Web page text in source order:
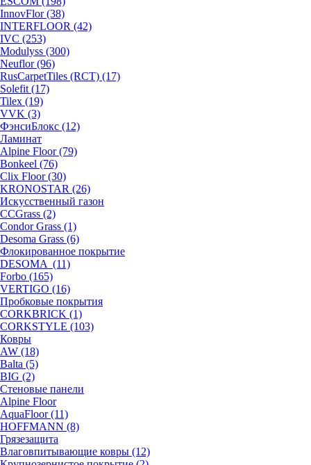
InnovFlor (38)
INTERFLOOR (42)
IVC (253)
Modulyss (300)
Neuflor (96)
RusCarpetTiles (RCT) (17)
Solefit (17)
Tilex (19)
VVK (3)
ФэнсиБлокс (12)
Ламинат
Alpine Floor (79)
Bonkeel (76)
Clix Floor (30)
KRONOSTAR (26)
Искусственный газон
CCGrass (2)
Condor Grass (1)
Desoma Grass (6)
Флокированное покрытие
DESOMA (11)
Forbo (165)
VERTIGO (16)
Пробковые покрытия
CORKBRICK (1)
CORKSTYLE (103)
Ковры
AW (18)
Balta (5)
BIG (2)
Стеновые панели
Alpine Floor
AquaFloor (11)
HOFFMANN (8)
Грязезащита
Влаговпитывающие ковры (12)